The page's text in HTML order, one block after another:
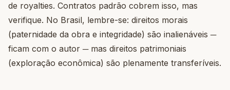
de royalties. Contratos padrão cobrem isso, mas
verifique. No Brasil, lembre-se: direitos morais
(paternidade da obra e integridade) são inalienáveis ─
ficam com o autor ─ mas direitos patrimoniais
(exploração econômica) são plenamente transferíveis.